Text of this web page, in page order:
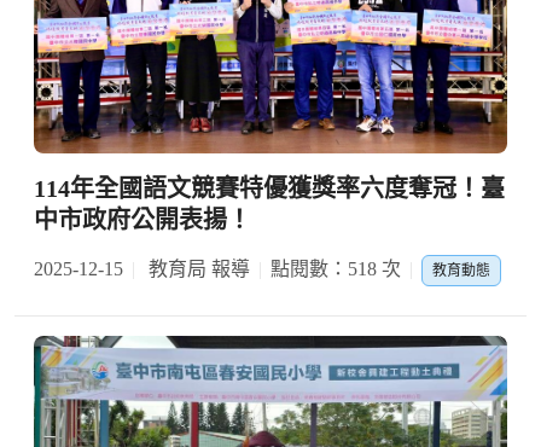
114年全國語文競賽特優獲獎率六度奪冠！臺
中市政府公開表揚！
2025-12-15 教育局 報導 點閱數：518 次 教育動態